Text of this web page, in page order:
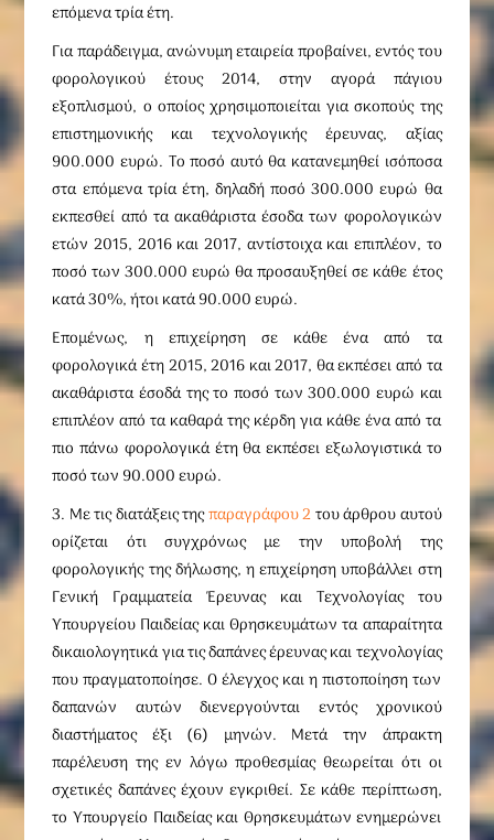
επόμενα τρία έτη.
Για παράδειγμα, ανώνυμη εταιρεία προβαίνει, εντός του
φορολογικού έτους 2014, στην αγορά πάγιου
εξοπλισμού, ο οποίος χρησιμοποιείται για σκοπούς της
επιστημονικής και τεχνολογικής έρευνας, αξίας
900.000 ευρώ. Το ποσό αυτό θα κατανεμηθεί ισόποσα
στα επόμενα τρία έτη, δηλαδή ποσό 300.000 ευρώ θα
εκπεσθεί από τα ακαθάριστα έσοδα των φορολογικών
ετών 2015, 2016 και 2017, αντίστοιχα και επιπλέον, το
ποσό των 300.000 ευρώ θα προσαυξηθεί σε κάθε έτος
κατά 30%, ήτοι κατά 90.000 ευρώ.
Επομένως, η επιχείρηση σε κάθε ένα από τα
φορολογικά έτη 2015, 2016 και 2017, θα εκπέσει από τα
ακαθάριστα έσοδά της το ποσό των 300.000 ευρώ και
επιπλέον από τα καθαρά της κέρδη για κάθε ένα από τα
πιο πάνω φορολογικά έτη θα εκπέσει εξωλογιστικά το
ποσό των 90.000 ευρώ.
3. Με τις διατάξεις τηςπαραγράφου 2του άρθρου αυτού
ορίζεται ότι συγχρόνως με την υποβολή της
φορολογικής της δήλωσης, η επιχείρηση υποβάλλει στη
Γενική Γραμματεία Έρευνας και Τεχνολογίας του
Υπουργείου Παιδείας και Θρησκευμάτων τα απαραίτητα
δικαιολογητικά για τις δαπάνες έρευνας και τεχνολογίας
που πραγματοποίησε. Ο έλεγχος και η πιστοποίηση των
δαπανών αυτών διενεργούνται εντός χρονικού
διαστήματος έξι (6) μηνών. Μετά την άπρακτη
παρέλευση της εν λόγω προθεσμίας θεωρείται ότι οι
σχετικές δαπάνες έχουν εγκριθεί. Σε κάθε περίπτωση,
το Υπουργείο Παιδείας και Θρησκευμάτων ενημερώνει